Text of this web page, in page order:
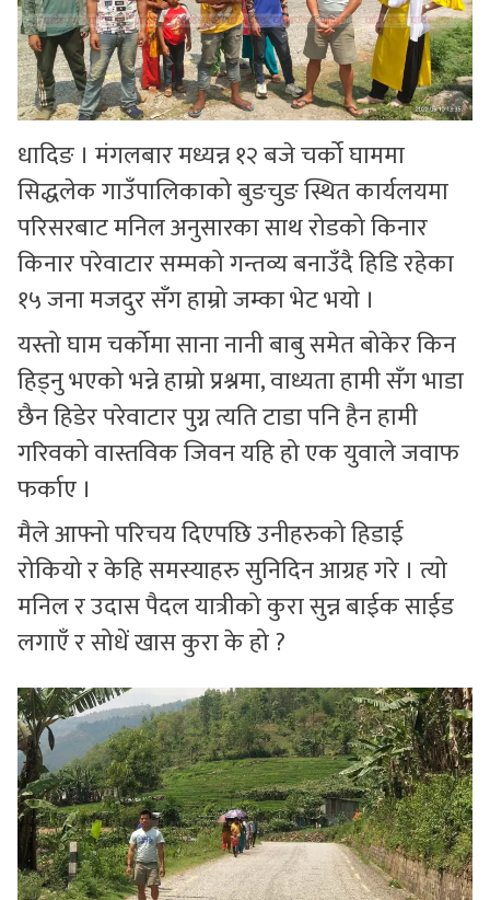
धादिङ । मंगलबार मध्यन्न १२ बजे चर्को घाममा
सिद्धलेक गाउँपालिकाको बुङचुङ स्थित कार्यलयमा
परिसरबाट मनिल अनुसारका साथ रोडको किनार
किनार परेवाटार सम्मको गन्तव्य बनाउँदै हिडि रहेका
१५ जना मजदुर सँग हाम्रो जम्का भेट भयो ।
यस्तो घाम चर्कोमा साना नानी बाबु समेत बोकेर किन
हिड्नु भएको भन्ने हाम्रो प्रश्नमा, वाध्यता हामी सँग भाडा
छैन हिडेर परेवाटार पुग्न त्यति टाडा पनि हैन हामी
गरिवको वास्तविक जिवन यहि हो एक युवाले जवाफ
फर्काए ।
मैले आफ्नो परिचय दिएपछि उनीहरुको हिडाई
रोकियो र केहि समस्याहरु सुनिदिन आग्रह गरे । त्यो
मनिल र उदास पैदल यात्रीको कुरा सुन्न बाईक साईड
लगाएँ र सोधें खास कुरा के हो ?